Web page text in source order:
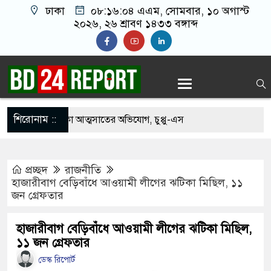
ঢাকা ০৮:১৬:০৫ এএম, সোমবার, ১০ অগাস্ট
২০২৬, ২৬ শ্রাবণ ১৪৩৩ বঙ্গাব্দ
শিরোনাম ::
কোটি টাকা আত্মসাতের অভিযোগ, চুপ্পু-এস
ফেলের হার বাড়িয়ে দেয়: ঢাকা বোর্ডের চেয়ারম্যান
আত্মসাৎ: সাবেক রাষ্ট্রপতি মো. সাহাবুদ্দিনের বিরুদ্ধে
দেখা হবে না’, মৃত্যুর আগে অডিও বার্তা পাঠান
প্রচ্ছদ
রাজনীতি
হাজারীবাগ বেড়িবাঁধে আওয়ামী লীগের ঝটিকা মিছিল, ১১
জন গ্রেফতার
হাজারীবাগ বেড়িবাঁধে আওয়ামী লীগের ঝটিকা মিছিল,
১১ জন গ্রেফতার
ডেস্ক রিপোর্ট